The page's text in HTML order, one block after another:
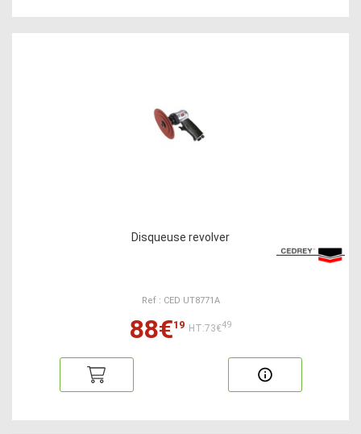
Disqueuse revolver
Ref : CED UT8771A
88€19 HT:73€49